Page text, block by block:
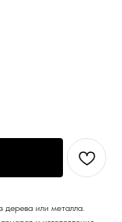
дерева или металла.